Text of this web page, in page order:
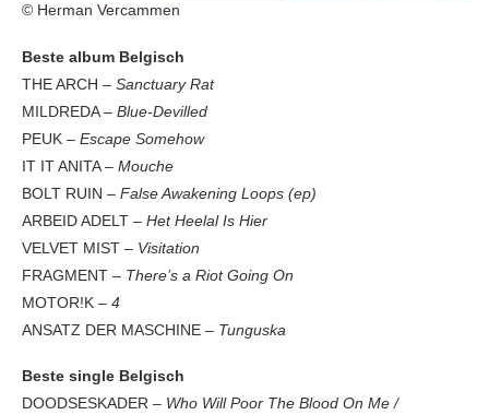
© Herman Vercammen
Beste album Belgisch
THE ARCH – Sanctuary Rat
MILDREDA – Blue-Devilled
PEUK – Escape Somehow
IT IT ANITA – Mouche
BOLT RUIN – False Awakening Loops (ep)
ARBEID ADELT – Het Heelal Is Hier
VELVET MIST – Visitation
FRAGMENT – There’s a Riot Going On
MOTOR!K – 4
ANSATZ DER MASCHINE – Tunguska
Beste single Belgisch
DOODSESKADER – Who Will Poor The Blood On Me /